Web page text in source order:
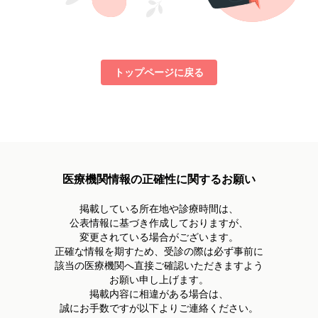
トップページに戻る
医療機関情報の正確性に関するお願い
掲載している所在地や診療時間は、
公表情報に基づき作成しておりますが、
変更されている場合がございます。
正確な情報を期すため、受診の際は必ず事前に
該当の医療機関へ直接ご確認いただきますよう
お願い申し上げます。
掲載内容に相違がある場合は、
誠にお手数ですが以下よりご連絡ください。